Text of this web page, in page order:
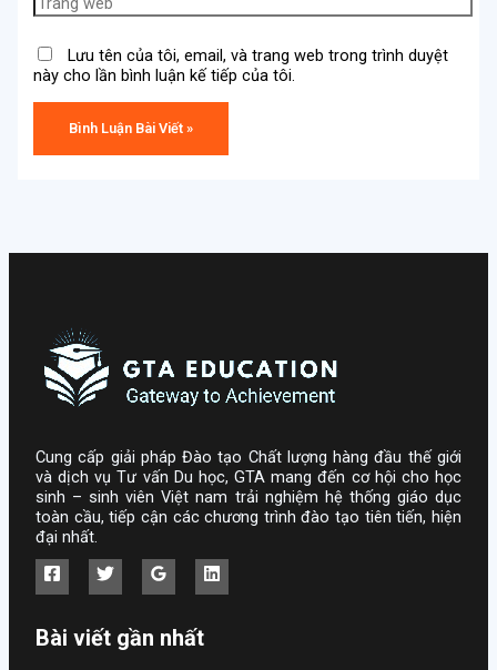
Lưu tên của tôi, email, và trang web trong trình duyệt
này cho lần bình luận kế tiếp của tôi.
Cung cấp giải pháp Đào tạo Chất lượng hàng đầu thế giới
và dịch vụ Tư vấn Du học, GTA mang đến cơ hội cho học
sinh – sinh viên Việt nam trải nghiệm hệ thống giáo dục
toàn cầu, tiếp cận các chương trình đào tạo tiên tiến, hiện
đại nhất.
Bài viết gần nhất